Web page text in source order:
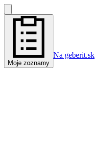
Moje zoznamy
Na geberit.sk